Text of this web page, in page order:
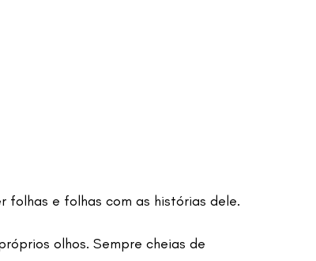
folhas e folhas com as histórias dele.
olhos. Sempre cheias de